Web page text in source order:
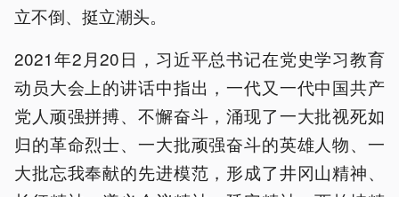
立不倒、挺立潮头。
2021年2月20日，习近平总书记在党史学习教育
动员大会上的讲话中指出，一代又一代中国共产
党人顽强拼搏、不懈奋斗，涌现了一大批视死如
归的革命烈士、一大批顽强奋斗的英雄人物、一
大批忘我奉献的先进模范，形成了井冈山精神、